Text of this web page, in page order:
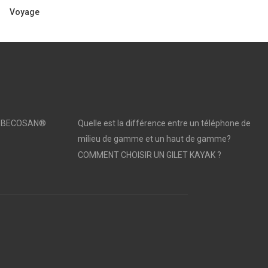
Voyage
Quelle est la différence entre un téléphone de
milieu de gamme et un haut de gamme?
COMMENT CHOISIR UN GILET KAYAK ?